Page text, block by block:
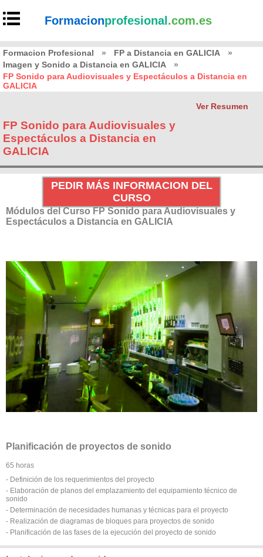
Formacionprofesional .com.es
Formacion Profesional » FP a Distancia en GALICIA
»
Imagen y Sonido a Distancia en GALICIA
»
FP Sonido para Audiovisuales y Espectáculos a Distancia en
GALICIA
Ver Resumen
FP Sonido para Audiovisuales y
Espectáculos a Distancia en
GALICIA
PEDIR MÁS INFORMACION DEL
CURSO
Módulos del Curso FP Sonido para Audiovisuales y
Espectáculos a Distancia en GALICIA
Planificación de proyectos de sonido
65 horas
- Definición de los requerimientos del proyecto
- Elaboración de planos del emplazamiento del equipamiento técnico de
sonido
- Determinación de necesidades humanas y técnicas para el proyecto
- Realización de diagramas de bloques para proyectos de sonido
- Planificación de las fases de la ejecución del proyecto de sonido